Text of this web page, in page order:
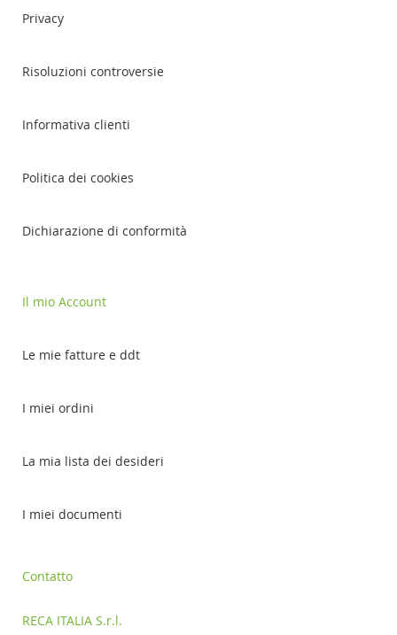
Privacy
Risoluzioni controversie
Informativa clienti
Politica dei cookies
Dichiarazione di conformità
Il mio Account
Le mie fatture e ddt
I miei ordini
La mia lista dei desideri
I miei documenti
Contatto
RECA ITALIA S.r.l.